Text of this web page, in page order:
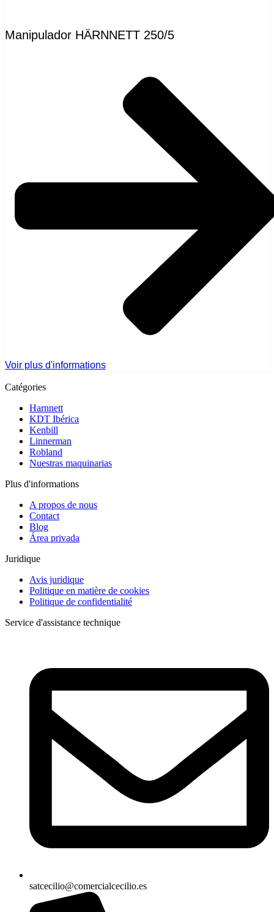
Manipulador HÄRNNETT 250/5
Voir plus d'informations
Catégories
Harnnett
KDT Ibérica
Kenbill
Linnerman
Robland
Nuestras maquinarias
Plus d'informations
A propos de nous
Contact
Blog
Área privada
Juridique
Avis juridique
Politique en matière de cookies
Politique de confidentialité
Service d'assistance technique
satcecilio@comercialcecilio.es